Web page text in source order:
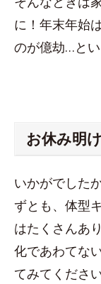
に！年末年始
のが億劫…とい
お休み明
いかがでした
ずとも、体型
はたくさんあ
化であわてな
てみてください